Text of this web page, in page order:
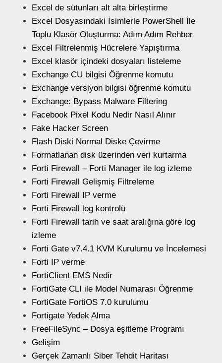
Excel de sütunları alt alta birleştirme
Excel Dosyasındaki İsimlerle PowerShell İle
Toplu Klasör Oluşturma: Adım Adım Rehber
Excel Filtrelenmiş Hücrelere Yapıştırma
Excel klasör içindeki dosyaları listeleme
Exchange CU bilgisi Öğrenme komutu
Exchange versiyon bilgisi öğrenme komutu
Exchange: Bypass Malware Filtering
Facebook Pixel Kodu Nedir Nasıl Alınır
Fake Hacker Screen
Flash Diski Normal Diske Çevirme
Formatlanan disk üzerinden veri kurtarma
Forti Firewall – Forti Manager ile log izleme
Forti Firewall Gelişmiş Filtreleme
Forti Firewall IP verme
Forti Firewall log kontrolü
Forti Firewall tarih ve saat aralığına göre log
izleme
Forti Gate v7.4.1 KVM Kurulumu ve İncelemesi
Forti IP verme
FortiClient EMS Nedir
FortiGate CLI ile Model Numarası Öğrenme
FortiGate FortiOS 7.0 kurulumu
Fortigate Yedek Alma
FreeFileSync – Dosya eşitleme Programı
Gelişim
Gerçek Zamanlı Siber Tehdit Haritası